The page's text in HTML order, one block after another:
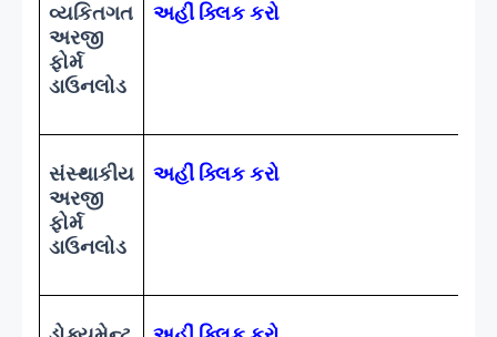
વ્યકિતગત
અરજી
ફોર્મ
ડાઉનલોડ
અહીં ક્લિક કરો
સંસ્થાકીય
અરજી
ફોર્મ
ડાઉનલોડ
અહીં ક્લિક કરો